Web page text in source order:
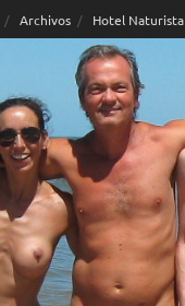
Archivos Hotel Naturista